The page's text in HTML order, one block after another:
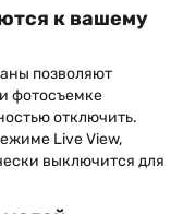
к вашему
позволяют
фотосъемке
отключить.
Live View,
выключится для